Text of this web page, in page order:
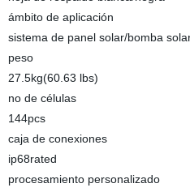
ámbito de aplicación
sistema de panel solar/bomba
peso
27.5kg(60.63 lbs)
no de células
144pcs
caja de conexiones
ip68rated
procesamiento personalizado